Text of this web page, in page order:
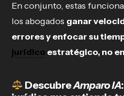
En conjunto, estas
los abogados ganar
errores y enfocar su
jurídico estratégico, no
DescubreAmparo IA